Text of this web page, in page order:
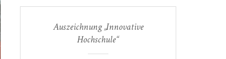
Auszeichnung „Innovative
Hochschule“